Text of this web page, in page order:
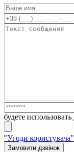
будете использовать
"Угоди користувача"